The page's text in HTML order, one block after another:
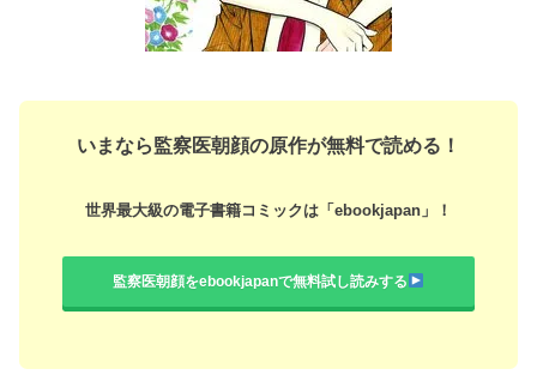
いまなら監察医朝顔の原作が無料で読める！
世界最大級の電子書籍コミックは「ebookjapan」！
監察医朝顔をebookjapanで無料試し読みする